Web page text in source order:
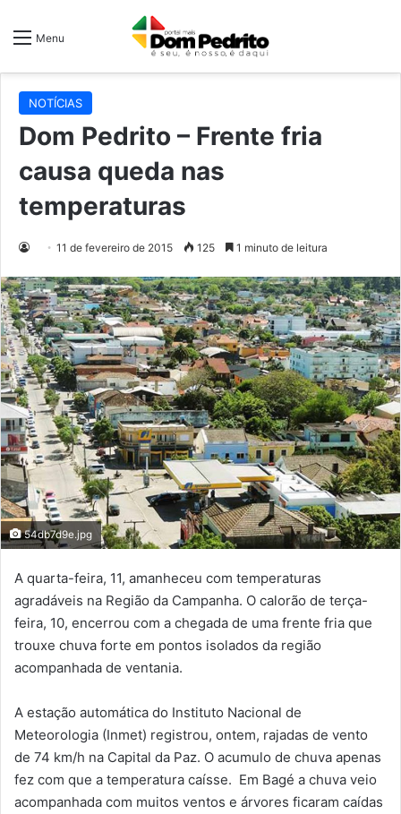
Menu
NOTÍCIAS
Dom Pedrito – Frente fria
causa queda nas
temperaturas
11 de fevereiro de 2015 125 1 minuto de leitura
54db7d9e.jpg
A quarta-feira, 11, amanheceu com temperaturas
agradáveis na Região da Campanha. O calorão de terça-
feira, 10, encerrou com a chegada de uma frente fria que
trouxe chuva forte em pontos isolados da região
acompanhada de ventania.
A estação automática do Instituto Nacional de
Meteorologia (Inmet) registrou, ontem, rajadas de vento
de 74 km/h na Capital da Paz. O acumulo de chuva apenas
fez com que a temperatura caísse. Em Bagé a chuva veio
acompanhada com muitos ventos e árvores ficaram caídas